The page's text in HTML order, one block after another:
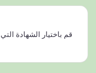
قم باختيار الشهادة